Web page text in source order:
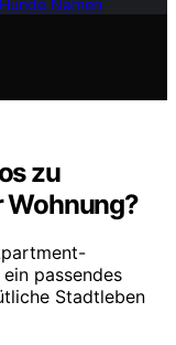
zu
Wohnung?
passendes
Stadtleben